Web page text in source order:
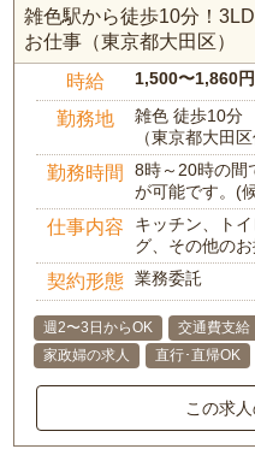
雑色駅から徒歩10分！
お仕事（東京都大田区）
時給 1,500〜1,860円
勤務地
雑色 徒歩10分
（東京都大田区
勤務時間
8時～20時の間
が可能です。(
仕事内容
キッチン、ト
グ、その他の
契約形態 業務委託
週2〜3日からOK 交通費支給
家政婦の求人
直行･直帰OK
この求